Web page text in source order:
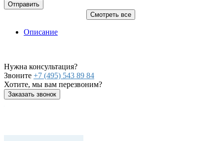
Отправить
Смотреть все
Описание
Нужна консультация?
Звоните +7 (495) 543 89 84
Хотите, мы вам перезвоним?
Заказать звонок